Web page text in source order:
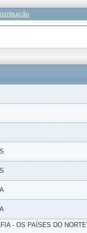
- OS PAÍSES DO